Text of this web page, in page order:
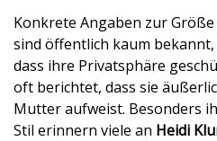
Konkrete Angaben zur
sind öffentlich kaum
dass ihre Privatsphäre
oft berichtet, dass sie
Mutter aufweist. Besonders
Stil erinnern viele an Heidi